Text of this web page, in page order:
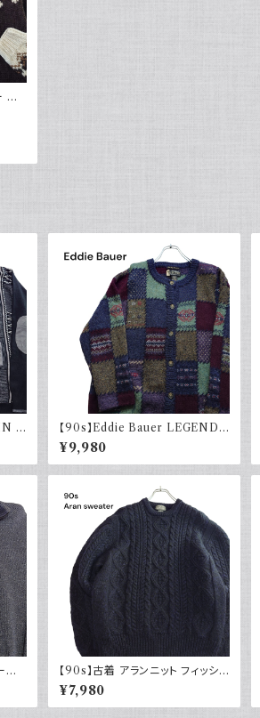
肉
ン
デ
リ
【90s】Eddie Bauer LEGEND
エディーバウアー レジェンド 総柄
ニット カーディガン ウール レトロ
90年代
¥9,980
バ
プ
【90s】古着 アランニット フィッシャ
マンセーター ブラックネイビー 黒
紺 ウール 90年代 ヴィンテージ V
intage
¥7,980